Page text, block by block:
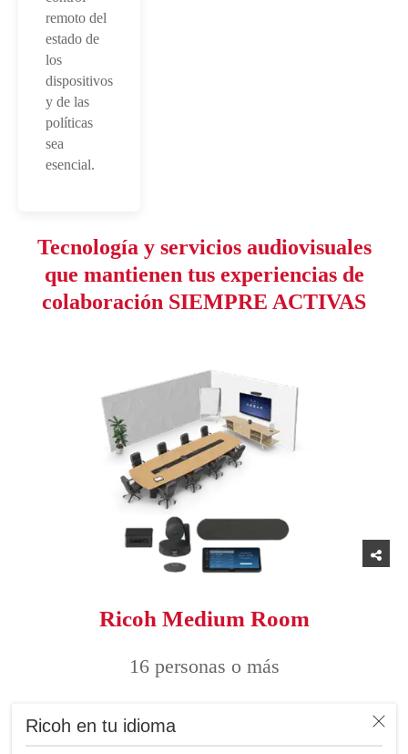
Ricoh en tu idioma
Experiencias de trabajo conectadas,
remoto del
estado de
los
dispositivos
y de las
políticas
sea
esencial.
Tecnología y servicios audiovisuales
que mantienen tus experiencias de
colaboración SIEMPRE ACTIVAS
Ricoh Medium Room
16 personas o más